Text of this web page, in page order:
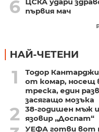
6
първия мач
НАЙ-ЧЕТЕНИ
1
Тодор
от комар, носещ
треска, един
засягащо мозъка
2
38-годишен мъж
язовир „Доспат“
УЕФА готви вот